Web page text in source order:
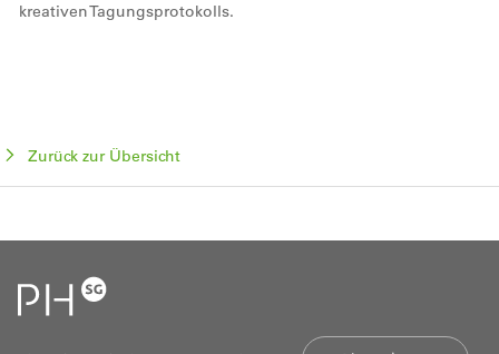
kreativen Tagungsprotokolls.
Zurück zur Übersicht